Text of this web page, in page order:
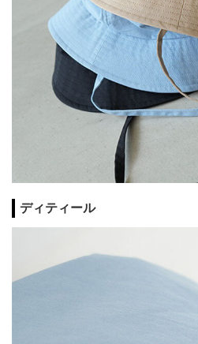
ディティール